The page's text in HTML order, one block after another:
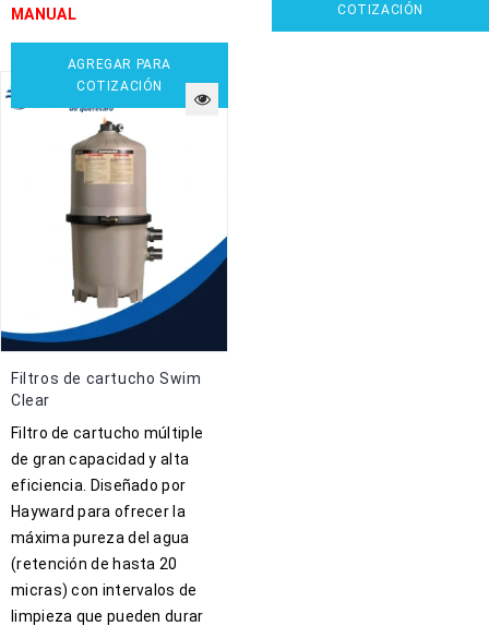
MANUAL
AGREGAR PARA
COTIZACIÓN
COTIZACIÓN
Filtros de cartucho Swim
Clear
Filtro de cartucho múltiple
de gran capacidad y alta
eficiencia. Diseñado por
Hayward para ofrecer la
máxima pureza del agua
(retención de hasta 20
micras) con intervalos de
limpieza que pueden durar